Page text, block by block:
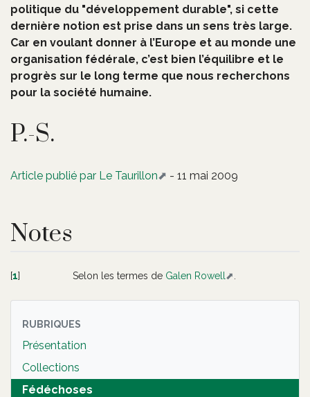
politique du "développement durable", si cette
dernière notion est prise dans un sens très large.
Car en voulant donner à l’Europe et au monde une
organisation fédérale, c’est bien l’équilibre et le
progrès sur le long terme que nous recherchons
pour la société humaine.
P.-S.
Article publié par Le Taurillon - 11 mai 2009
Notes
[1] Selon les termes de Galen Rowell
RUBRIQUES
Présentation
Collections
Fédéchoses